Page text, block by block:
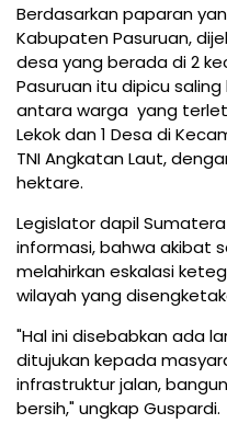
Berdasarkan paparan
Kabupaten Pasuruan,
desa yang berada di 2
Pasuruan itu dipicu
antara warga yang
Lekok dan 1 Desa di
TNI Angkatan Laut,
hektare.
Legislator dapil
informasi, bahwa akibat
melahirkan eskalasi
wilayah yang
"Hal ini disebabkan ada
ditujukan kepada
infrastruktur jalan,
bersih," ungkap Guspardi.